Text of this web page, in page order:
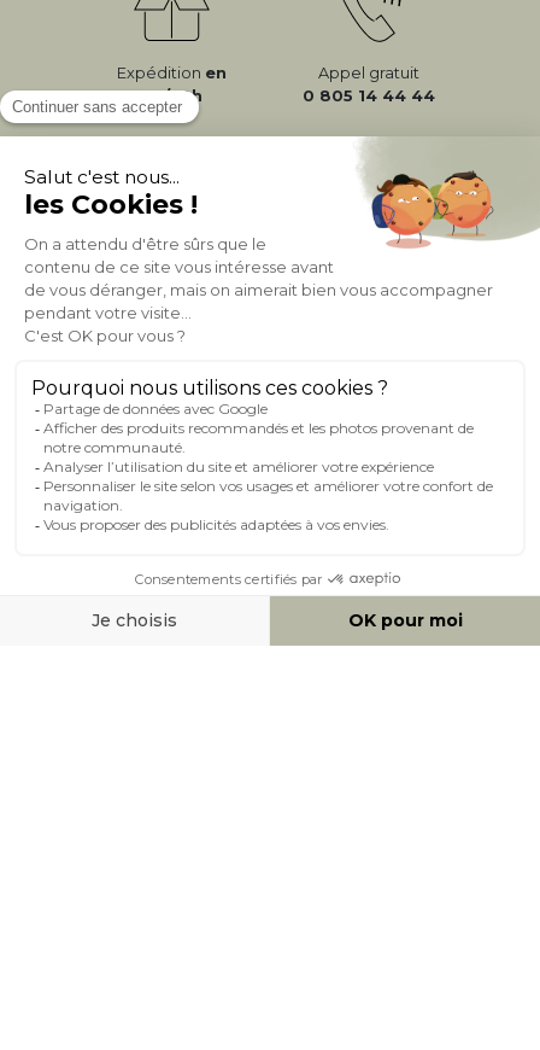
Expédition en
24/72h
Appel gratuit
0 805 14 44 44
À PROPOS DE MILIBOO
AIDE & CONTACT